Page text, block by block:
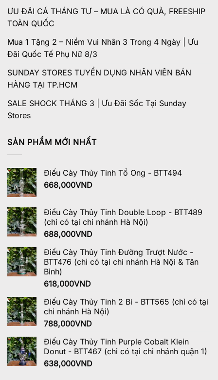
ƯU ĐÃI CÁ THÁNG TƯ – MUA LÀ CÓ QUÀ, FREESHIP
TOÀN QUỐC
Mua 1 Tặng 2 – Niềm Vui Nhân 3 Trong 4 Ngày | Ưu
Đãi Quốc Tế Phụ Nữ 8/3
SUNDAY STORES TUYỂN DỤNG NHÂN VIÊN BÁN
HÀNG TẠI TP.HCM
SALE SHOCK THÁNG 3 | Ưu Đãi Sốc Tại Sunday
Stores
SẢN PHẨM MỚI NHẤT
Điếu Cày Thủy Tinh Tổ Ong - BTT494
668,000VND
Điếu Cày Thủy Tinh Double Loop - BTT489
(chỉ có tại chi nhánh Hà Nội)
688,000VND
Điếu Cày Thủy Tinh Đường Trượt Nước -
BTT476 (chỉ có tại chi nhánh Hà Nội & Tân
Bình)
618,000VND
Điếu Cày Thủy Tinh 2 Bi - BTT565 (chỉ có tại
chi nhánh Hà Nội)
788,000VND
Điếu Cày Thủy Tinh Purple Cobalt Klein
Donut - BTT467 (chỉ có tại chi nhánh quận 1)
638,000VND